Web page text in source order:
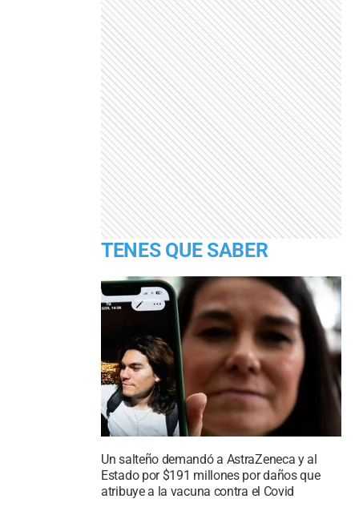
TENES QUE SABER
Un salteño demandó a AstraZeneca y al
Estado por $191 millones por daños que
atribuye a la vacuna contra el Covid